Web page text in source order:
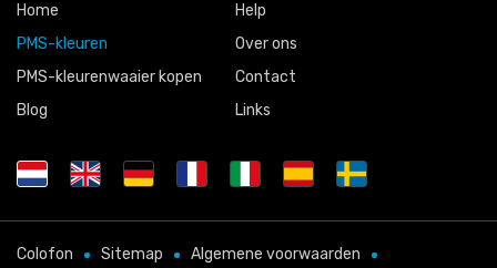
Home
PMS-kleuren
PMS-kleurenwaaier kopen
Blog
Help
Over ons
Contact
Links
Colofon Sitemap Algemene voorwaarden